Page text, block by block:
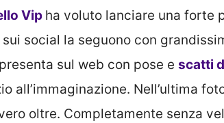
Vip ha voluto lanciare una forte
social la seguono con
sul web con pose e scatti
all’immaginazione. Nell’ultima
oltre. Completamente senza